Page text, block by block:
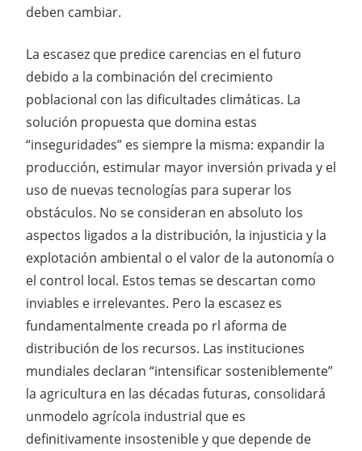
deben cambiar.
La escasez que predice carencias en el futuro
debido a la combinación del crecimiento
poblacional con las dificultades climáticas. La
solución propuesta que domina estas
“inseguridades” es siempre la misma: expandir la
producción, estimular mayor inversión privada y el
uso de nuevas tecnologías para superar los
obstáculos. No se consideran en absoluto los
aspectos ligados a la distribución, la injusticia y la
explotación ambiental o el valor de la autonomía o
el control local. Estos temas se descartan como
inviables e irrelevantes. Pero la escasez es
fundamentalmente creada po rl aforma de
distribución de los recursos. Las instituciones
mundiales declaran “intensificar sosteniblemente”
la agricultura en las décadas futuras, consolidará
unmodelo agrícola industrial que es
definitivamente insostenible y que depende de